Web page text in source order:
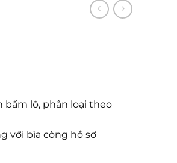
bấm lổ, phân loại theo
với bìa còng hồ sơ